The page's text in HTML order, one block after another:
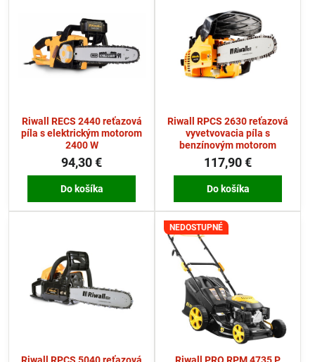
Riwall RECS 2440 reťazová
píla s elektrickým motorom
2400 W
94,30 €
Do košíka
Riwall RPCS 2630 reťazová
vyvetvovacia píla s
benzínovým motorom
117,90 €
Do košíka
NEDOSTUPNÉ